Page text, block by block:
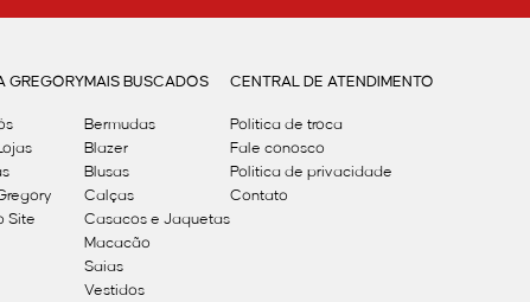
GREGORY
Site
MAIS BUSCADOS
Bermudas
Blazer
Blusas
Calças
Casacos e Jaquetas
Macacão
Saias
Vestidos
CENTRAL DE ATENDIMENTO
Política de troca
Fale conosco
Politica de privacidade
Contato